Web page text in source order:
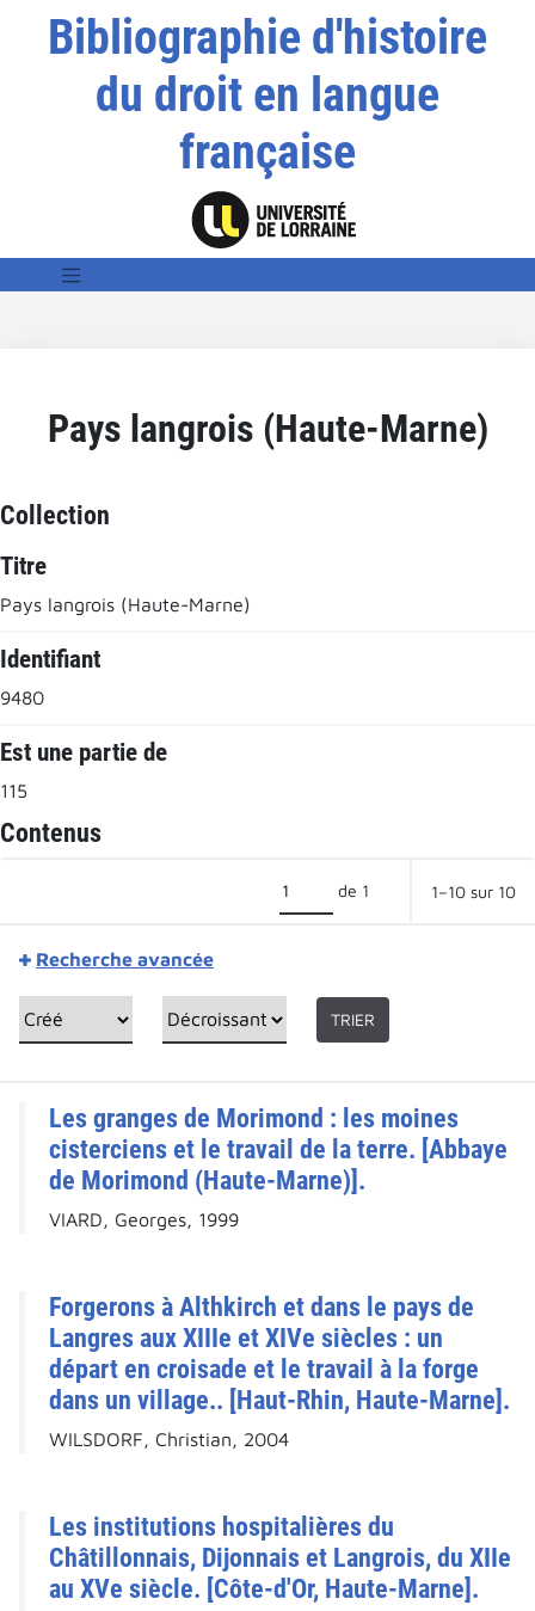
Bibliographie d'histoire
du droit en langue
française
Pays langrois (Haute-Marne)
Collection
Titre
Pays langrois (Haute-Marne)
Identifiant
9480
Est une partie de
115
Contenus
de 1 1–10 sur 10
Recherche avancée
TRIER
Les granges de Morimond : les moines
cisterciens et le travail de la terre. [Abbaye
de Morimond (Haute-Marne)].
VIARD, Georges, 1999
Forgerons à Althkirch et dans le pays de
Langres aux XIIIe et XIVe siècles : un
départ en croisade et le travail à la forge
dans un village.. [Haut-Rhin, Haute-Marne].
WILSDORF, Christian, 2004
Les institutions hospitalières du
Châtillonnais, Dijonnais et Langrois, du XIIe
au XVe siècle. [Côte-d'Or, Haute-Marne].